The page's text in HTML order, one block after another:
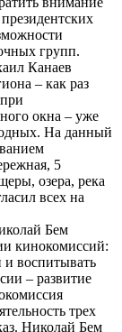
групп.
Канаев
– как раз
окна – уже
На данный
5
озера, река
всех на
Бем
кинокомиссий:
и воспитывать
– развитие
трех
Николай Бем